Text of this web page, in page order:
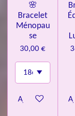
🌸
Bracelet
Ménopau
se
30,00 €
Ajouter au panier